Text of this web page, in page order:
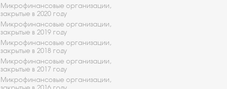
Микрофинансовые организации,
закрытые в 2020 году
Микрофинансовые организации,
закрытые в 2019 году
Микрофинансовые организации,
закрытые в 2018 году
Микрофинансовые организации,
закрытые в 2017 году
Микрофинансовые организации,